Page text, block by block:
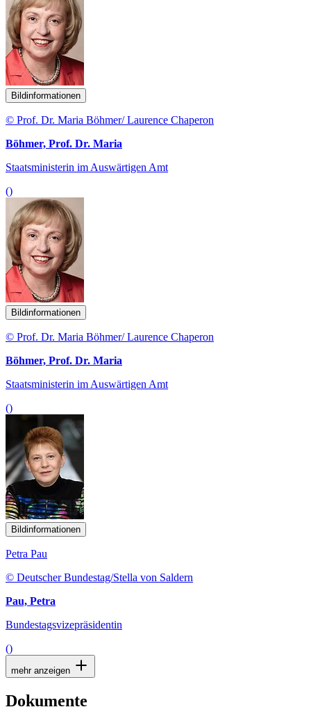
Bildinformationen
© Prof. Dr. Maria Böhmer/ Laurence Chaperon
Böhmer, Prof. Dr. Maria
Staatsministerin im Auswärtigen Amt
()
Bildinformationen
© Prof. Dr. Maria Böhmer/ Laurence Chaperon
Böhmer, Prof. Dr. Maria
Staatsministerin im Auswärtigen Amt
()
Bildinformationen
Petra Pau
© Deutscher Bundestag/Stella von Saldern
Pau, Petra
Bundestagsvizepräsidentin
()
mehr anzeigen
Dokumente